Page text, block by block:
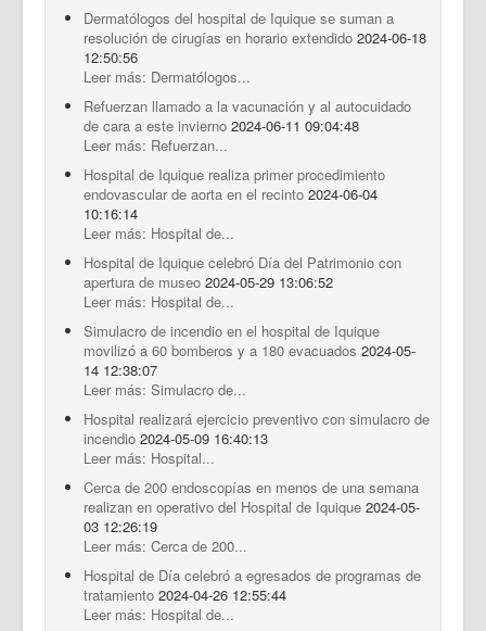
Dermatólogos del hospital de Iquique se suman a
resolución de cirugías en horario extendido 2024-06-18
12:50:56
Leer más: Dermatólogos...
Refuerzan llamado a la vacunación y al autocuidado
de cara a este invierno 2024-06-11 09:04:48
Leer más: Refuerzan...
Hospital de Iquique realiza primer procedimiento
endovascular de aorta en el recinto 2024-06-04
10:16:14
Leer más: Hospital de...
Hospital de Iquique celebró Día del Patrimonio con
apertura de museo 2024-05-29 13:06:52
Leer más: Hospital de...
Simulacro de incendio en el hospital de Iquique
movilizó a 60 bomberos y a 180 evacuados 2024-05-
14 12:38:07
Leer más: Simulacro de...
Hospital realizará ejercicio preventivo con simulacro de
incendio 2024-05-09 16:40:13
Leer más: Hospital...
Cerca de 200 endoscopías en menos de una semana
realizan en operativo del Hospital de Iquique 2024-05-
03 12:26:19
Leer más: Cerca de 200...
Hospital de Día celebró a egresados de programas de
tratamiento 2024-04-26 12:55:44
Leer más: Hospital de...